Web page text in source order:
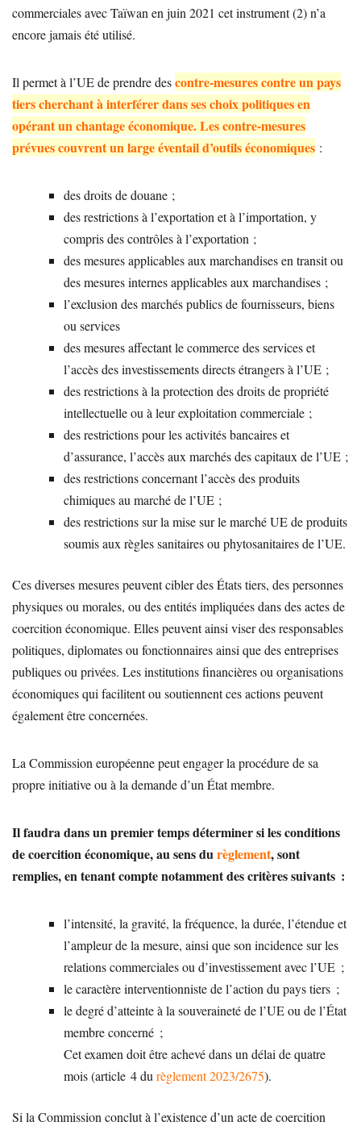
commerciales avec Taïwan en juin 2021 cet instrument (2) n’a
encore jamais été utilisé.
Il permet à l’UE de prendre descontre-mesures contre un pays
tiers cherchant à interférer dans ses choix politiques en
opérant un chantage économique. Les contre-mesures
prévues couvrent un large éventail d’outils économiques :
des droits de douane ;
des restrictions à l’exportation et à l’importation, y
compris des contrôles à l’exportation ;
des mesures applicables aux marchandises en transit ou
des mesures internes applicables aux marchandises ;
l’exclusion des marchés publics de fournisseurs, biens
ou services
des mesures affectant le commerce des services et
l’accès des investissements directs étrangers à l’UE ;
des restrictions à la protection des droits de propriété
intellectuelle ou à leur exploitation commerciale ;
des restrictions pour les activités bancaires et
d’assurance, l’accès aux marchés des capitaux de l’UE ;
des restrictions concernant l’accès des produits
chimiques au marché de l’UE ;
des restrictions sur la mise sur le marché UE de produits
soumis aux règles sanitaires ou phytosanitaires de l’UE.
Ces diverses mesures peuvent cibler des États tiers, des personnes
physiques ou morales, ou des entités impliquées dans des actes de
coercition économique. Elles peuvent ainsi viser des responsables
politiques, diplomates ou fonctionnaires ainsi que des entreprises
publiques ou privées. Les institutions financières ou organisations
économiques qui facilitent ou soutiennent ces actions peuvent
également être concernées.
La Commission européenne peut engager la procédure de sa
propre initiative ou à la demande d’un État membre.
Il faudra dans un premier temps déterminer si les conditions
de coercition économique, au sens durèglement, sont
remplies, en tenant compte notamment des critères suivants :
l’intensité, la gravité, la fréquence, la durée, l’étendue et
l’ampleur de la mesure, ainsi que son incidence sur les
relations commerciales ou d’investissement avec l’UE ;
le caractère interventionniste de l’action du pays tiers ;
le degré d’atteinte à la souveraineté de l’UE ou de l’État
membre concerné ;
Cet examen doit être achevé dans un délai de quatre
mois (article 4 du règlement 2023/2675).
Si la Commission conclut à l’existence d’un acte de coercition